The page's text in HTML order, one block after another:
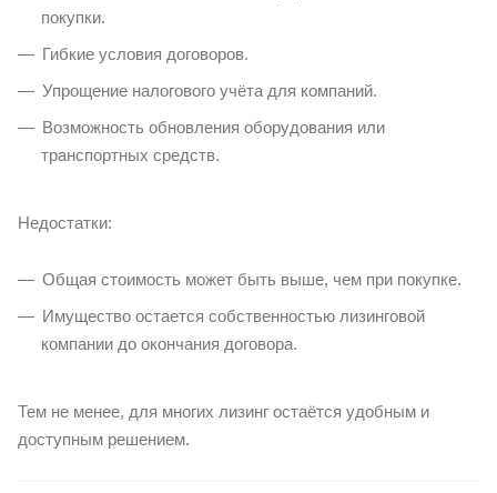
покупки.
Гибкие условия договоров.
Упрощение налогового учёта для компаний.
Возможность обновления оборудования или
транспортных средств.
Недостатки:
Общая стоимость может быть выше, чем при покупке.
Имущество остается собственностью лизинговой
компании до окончания договора.
Тем не менее, для многих лизинг остаётся удобным и
доступным решением.